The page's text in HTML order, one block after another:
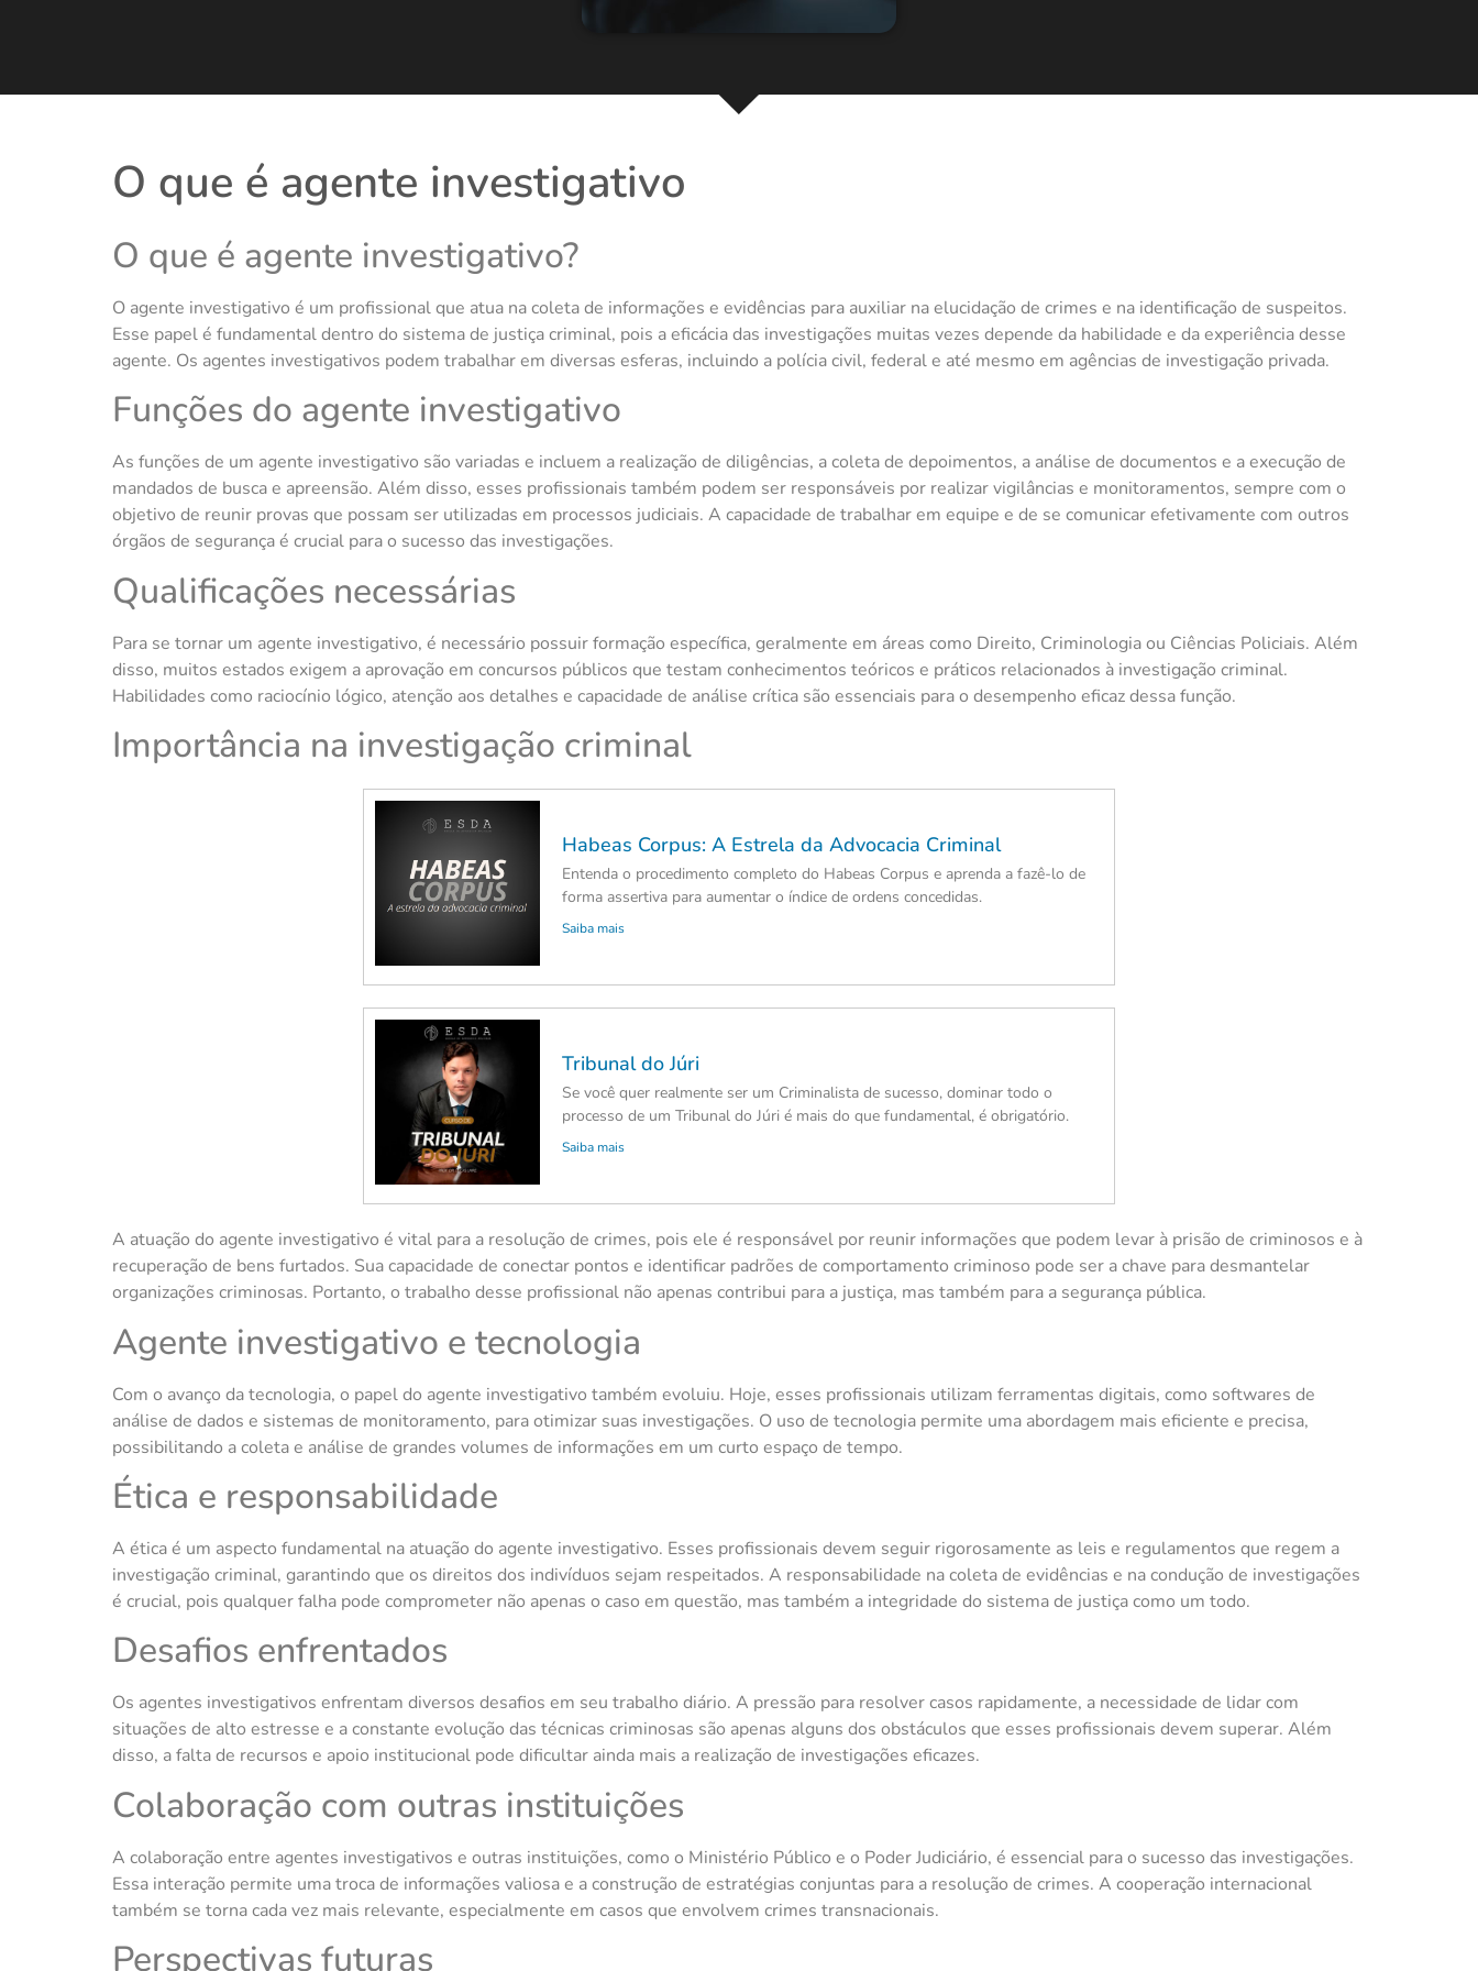
O que é agente investigativo
O que é agente investigativo?
O agente investigativo é um profissional que atua na coleta de informações e evidências para auxiliar na elucidação de crimes e na identificação de suspeitos.
Esse papel é fundamental dentro do sistema de justiça criminal, pois a eficácia das investigações muitas vezes depende da habilidade e da experiência desse
agente. Os agentes investigativos podem trabalhar em diversas esferas, incluindo a polícia civil, federal e até mesmo em agências de investigação privada.
Funções do agente investigativo
As funções de um agente investigativo são variadas e incluem a realização de diligências, a coleta de depoimentos, a análise de documentos e a execução de
mandados de busca e apreensão. Além disso, esses profissionais também podem ser responsáveis por realizar vigilâncias e monitoramentos, sempre com o
objetivo de reunir provas que possam ser utilizadas em processos judiciais. A capacidade de trabalhar em equipe e de se comunicar efetivamente com outros
órgãos de segurança é crucial para o sucesso das investigações.
Qualificações necessárias
Para se tornar um agente investigativo, é necessário possuir formação específica, geralmente em áreas como Direito, Criminologia ou Ciências Policiais. Além
disso, muitos estados exigem a aprovação em concursos públicos que testam conhecimentos teóricos e práticos relacionados à investigação criminal.
Habilidades como raciocínio lógico, atenção aos detalhes e capacidade de análise crítica são essenciais para o desempenho eficaz dessa função.
Importância na investigação criminal
Habeas Corpus: A Estrela da Advocacia Criminal
Entenda o procedimento completo do Habeas Corpus e aprenda a fazê-lo de
forma assertiva para aumentar o índice de ordens concedidas.
Saiba mais
Tribunal do Júri
Se você quer realmente ser um Criminalista de sucesso, dominar todo o
processo de um Tribunal do Júri é mais do que fundamental, é obrigatório.
Saiba mais
A atuação do agente investigativo é vital para a resolução de crimes, pois ele é responsável por reunir informações que podem levar à prisão de criminosos e à
recuperação de bens furtados. Sua capacidade de conectar pontos e identificar padrões de comportamento criminoso pode ser a chave para desmantelar
organizações criminosas. Portanto, o trabalho desse profissional não apenas contribui para a justiça, mas também para a segurança pública.
Agente investigativo e tecnologia
Com o avanço da tecnologia, o papel do agente investigativo também evoluiu. Hoje, esses profissionais utilizam ferramentas digitais, como softwares de
análise de dados e sistemas de monitoramento, para otimizar suas investigações. O uso de tecnologia permite uma abordagem mais eficiente e precisa,
possibilitando a coleta e análise de grandes volumes de informações em um curto espaço de tempo.
Ética e responsabilidade
A ética é um aspecto fundamental na atuação do agente investigativo. Esses profissionais devem seguir rigorosamente as leis e regulamentos que regem a
investigação criminal, garantindo que os direitos dos indivíduos sejam respeitados. A responsabilidade na coleta de evidências e na condução de investigações
é crucial, pois qualquer falha pode comprometer não apenas o caso em questão, mas também a integridade do sistema de justiça como um todo.
Desafios enfrentados
Os agentes investigativos enfrentam diversos desafios em seu trabalho diário. A pressão para resolver casos rapidamente, a necessidade de lidar com
situações de alto estresse e a constante evolução das técnicas criminosas são apenas alguns dos obstáculos que esses profissionais devem superar. Além
disso, a falta de recursos e apoio institucional pode dificultar ainda mais a realização de investigações eficazes.
Colaboração com outras instituições
A colaboração entre agentes investigativos e outras instituições, como o Ministério Público e o Poder Judiciário, é essencial para o sucesso das investigações.
Essa interação permite uma troca de informações valiosa e a construção de estratégias conjuntas para a resolução de crimes. A cooperação internacional
também se torna cada vez mais relevante, especialmente em casos que envolvem crimes transnacionais.
Perspectivas futuras